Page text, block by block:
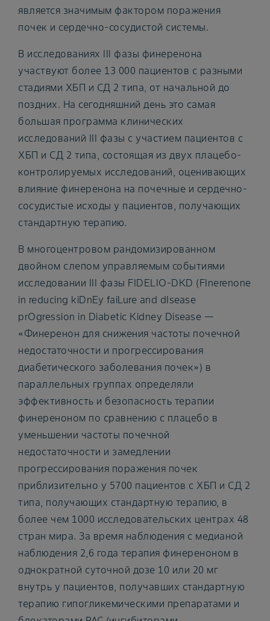
является значимым фактором поражения
почек и сердечно-сосудистой системы.
В исследованиях III фазы финеренона
участвуют более 13 000 пациентов с разными
стадиями ХБП и СД 2 типа, от начальной до
поздних. На сегодняшний день это самая
большая программа клинических
исследований III фазы с участием пациентов с
ХБП и СД 2 типа, состоящая из двух плацебо-
контролируемых исследований, оценивающих
влияние финеренона на почечные и сердечно-
сосудистые исходы у пациентов, получающих
стандартную терапию.
В многоцентровом рандомизированном
двойном слепом управляемым событиями
исследовании III фазы FIDELIO-DKD (FInerenone
in reducing kiDnEy faiLure and dIsease
prOgression in Diabetic Kidney Disease —
«Финеренон для снижения частоты почечной
недостаточности и прогрессирования
диабетического заболевания почек») в
параллельных группах определяли
эффективность и безопасность терапии
финереноном по сравнению с плацебо в
уменьшении частоты почечной
недостаточности и замедлении
прогрессирования поражения почек
приблизительно у 5700 пациентов с ХБП и СД 2
типа, получающих стандартную терапию, в
более чем 1000 исследовательских центрах 48
стран мира. За время наблюдения с медианой
наблюдения 2,6 года терапия финереноном в
однократной суточной дозе 10 или 20 мг
внутрь у пациентов, получавших стандартную
терапию гипогликемическими препаратами и